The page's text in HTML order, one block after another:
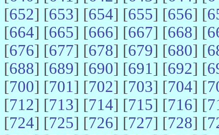
[652] [653] [654] [655] [656] [
[664] [665] [666] [667] [668] [
[676] [677] [678] [679] [680] [
[688] [689] [690] [691] [692] [
[700] [701] [702] [703] [704] [
[712] [713] [714] [715] [716] [
[724] [725] [726] [727] [728] [